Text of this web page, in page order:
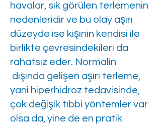
havalar, sık görülen terlemenin
nedenleridir ve bu olay aşırı
düzeyde ise kişinin kendisi ile
birlikte çevresindekileri da
rahatsız eder. Normalin
dışında gelişen aşırı terleme,
yani hiperhidroz tedavisinde,
çok değişik tıbbi yöntemler var
olsa da, yine de en pratik